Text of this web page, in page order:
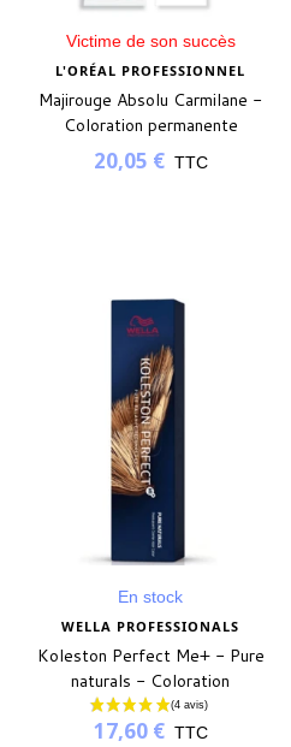
(13 avis)
Victime de son succès
L'ORÉAL PROFESSIONNEL
Majirouge Absolu Carmilane -
Coloration permanente
20,05 € TTC
En stock
WELLA PROFESSIONALS
Koleston Perfect Me+ - Pure
naturals - Coloration
permanente
17,60 € TTC